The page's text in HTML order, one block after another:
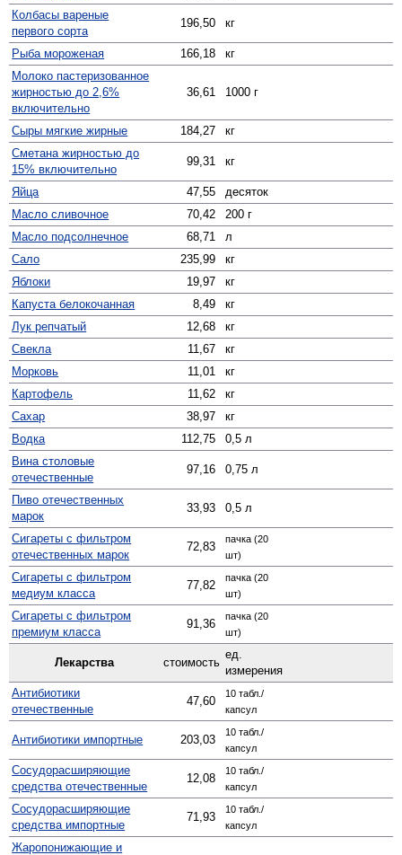
Колбасы вареные
первого сорта
196,50 кг
Рыба мороженая 166,18
кг
Молоко пастеризованное
жирностью до 2,6%
включительно
36,61 1000 г
Сыры мягкие жирные 184,27
кг
Сметана жирностью до
15% включительно
99,31 кг
Яйца 47,55
десяток
Масло сливочное
70,42
200 г
Масло подсолнечное
68,71
л
Сало
235,99
кг
Яблоки
19,97
кг
Капуста белокочанная
8,49
кг
Лук репчатый
12,68
кг
Свекла
11,67
кг
Морковь
11,01
кг
Картофель
11,62
кг
Сахар
38,97
кг
Водка
112,75
0,5 л
Вина столовые
отечественные
97,16 0,75 л
Пиво отечественных
марок
33,93 0,5 л
Сигареты с фильтром
отечественных марок
72,83
пачка (20
шт)
Сигареты с фильтром
медиум класса
77,82
пачка (20
шт)
Сигареты с фильтром
премиум класса
91,36
пачка (20
шт)
Лекарства стоимость
ед.
измерения
Антибиотики
отечественные
47,60
10 табл./
капсул
Антибиотики импортные 203,03
10 табл./
капсул
Сосудо­расширяющие
средства отечественные
12,08
10 табл./
капсул
Сосуд­орасширяющие
средства импортные
71,93
10 табл./
капсул
Жаро­понижающие и